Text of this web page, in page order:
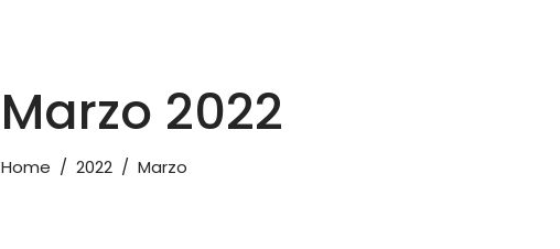
Marzo 2022
Home / 2022 / Marzo